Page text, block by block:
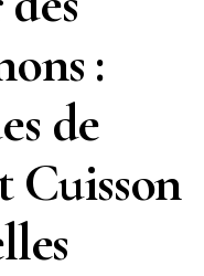
:
de
Cuisson